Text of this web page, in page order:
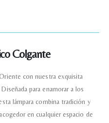
Colgante
con nuestra exquisita
para enamorar a los
lámpara combina tradición y
en cualquier espacio de